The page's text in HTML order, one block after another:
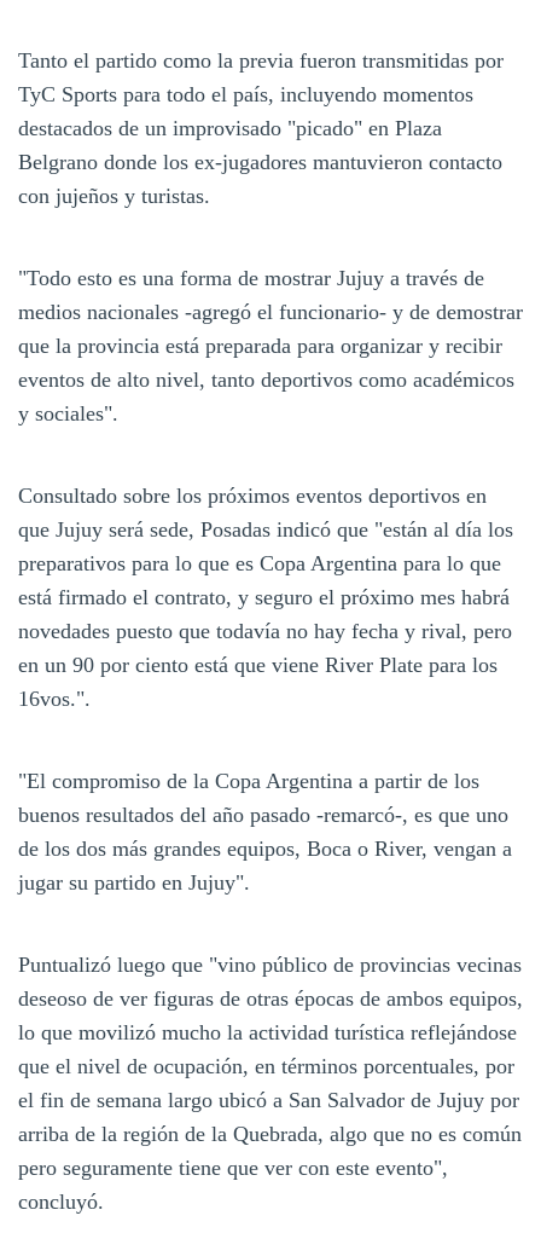
Tanto el partido como la previa fueron transmitidas por
TyC Sports para todo el país, incluyendo momentos
destacados de un improvisado "picado" en Plaza
Belgrano donde los ex-jugadores mantuvieron contacto
con jujeños y turistas.
"Todo esto es una forma de mostrar Jujuy a través de
medios nacionales -agregó el funcionario- y de demostrar
que la provincia está preparada para organizar y recibir
eventos de alto nivel, tanto deportivos como académicos
y sociales".
Consultado sobre los próximos eventos deportivos en
que Jujuy será sede, Posadas indicó que "están al día los
preparativos para lo que es Copa Argentina para lo que
está firmado el contrato, y seguro el próximo mes habrá
novedades puesto que todavía no hay fecha y rival, pero
en un 90 por ciento está que viene River Plate para los
16vos.".
"El compromiso de la Copa Argentina a partir de los
buenos resultados del año pasado -remarcó-, es que uno
de los dos más grandes equipos, Boca o River, vengan a
jugar su partido en Jujuy".
Puntualizó luego que "vino público de provincias vecinas
deseoso de ver figuras de otras épocas de ambos equipos,
lo que movilizó mucho la actividad turística reflejándose
que el nivel de ocupación, en términos porcentuales, por
el fin de semana largo ubicó a San Salvador de Jujuy por
arriba de la región de la Quebrada, algo que no es común
pero seguramente tiene que ver con este evento",
concluyó.